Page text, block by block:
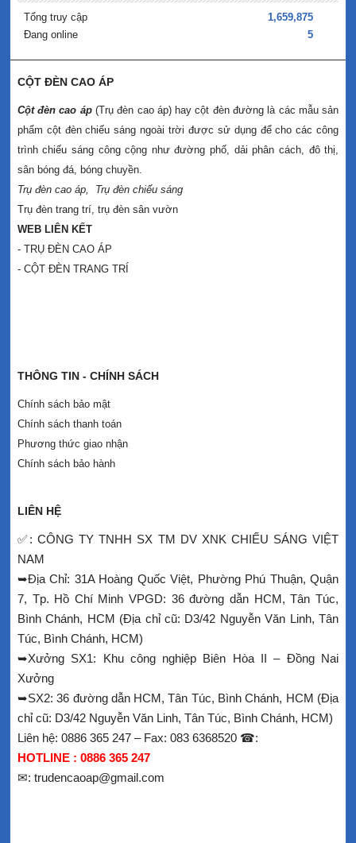
Tổng truy cập
1,659,875
Đang online
5
CỘT ĐÈN CAO ÁP
Cột đèn cao áp(Trụ đèn cao áp) hay cột đèn đường là các mẫu sản
phẩm cột đèn chiếu sáng ngoài trời được sử dụng để cho các công
trình chiếu sáng công cộng như đường phố, dải phân cách, đô thị,
sân bóng đá, bóng chuyền.
Trụ đèn cao áp, Trụ đèn chiếu sáng
Trụ đèn trang trí, trụ đèn sân vườn
WEB LIÊN KẾT
- TRỤ ĐÈN CAO ÁP
- CỘT ĐÈN TRANG TRÍ
THÔNG TIN - CHÍNH SÁCH
Chính sách bảo mật
Chính sách thanh toán
Phương thức giao nhận
Chính sách bảo hành
LIÊN HỆ
✅: CÔNG TY TNHH SX TM DV XNK CHIẾU SÁNG VIỆT
NAM
➥Địa Chỉ: 31A Hoàng Quốc Việt, Phường Phú Thuận, Quận
7, Tp. Hồ Chí Minh VPGD: 36 đường dẫn HCM, Tân Túc,
Bình Chánh, HCM (Địa chỉ cũ: D3/42 Nguyễn Văn Linh, Tân
Túc, Bình Chánh, HCM)
➥Xưởng SX1: Khu công nghiệp Biên Hòa II – Đồng Nai
Xưởng
➥SX2: 36 đường dẫn HCM, Tân Túc, Bình Chánh, HCM (Địa
chỉ cũ: D3/42 Nguyễn Văn Linh, Tân Túc, Bình Chánh, HCM)
Liên hệ: 0886 365 247 – Fax: 083 6368520 ☎:
HOTLINE : 0886 365 247
✉: trudencaoap@gmail.com